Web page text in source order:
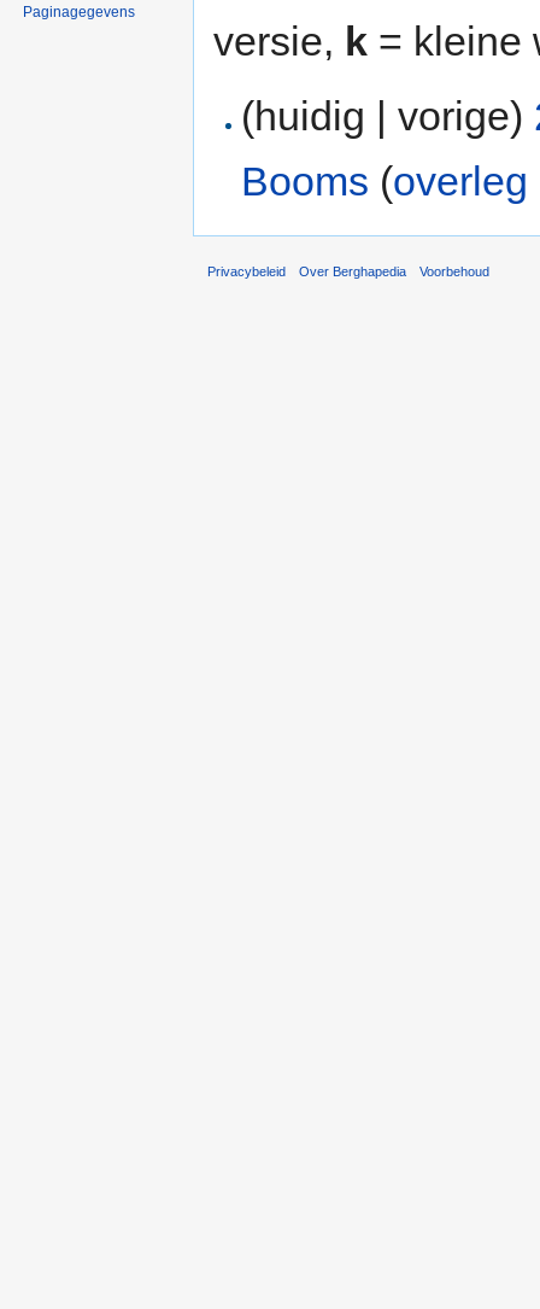
versie, k = kleine
(huidig | vorige)
Booms (overleg
Paginagegevens
Privacybeleid Over Berghapedia Voorbehoud